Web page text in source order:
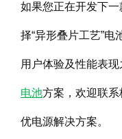
如果您正在开发下
择“异形叠片工艺”电
用户体验及性能表
电池方案，欢迎联
优电源解决方案。